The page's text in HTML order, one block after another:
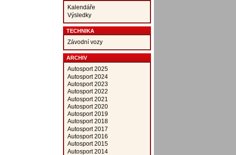
Kalendáře
Výsledky
TECHNIKA
Závodní vozy
ARCHIV
Autosport 2025
Autosport 2024
Autosport 2023
Autosport 2022
Autosport 2021
Autosport 2020
Autosport 2019
Autosport 2018
Autosport 2017
Autosport 2016
Autosport 2015
Autosport 2014